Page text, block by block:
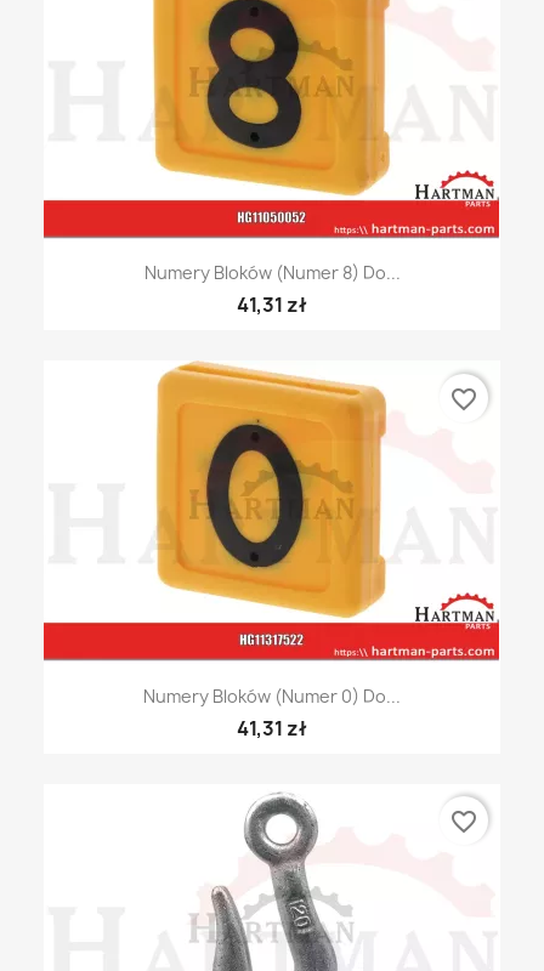
Numery Bloków (numer 8) Do...
41,31 zł
Numery Bloków (numer 0) Do...
41,31 zł
favorite_border
favorite_border